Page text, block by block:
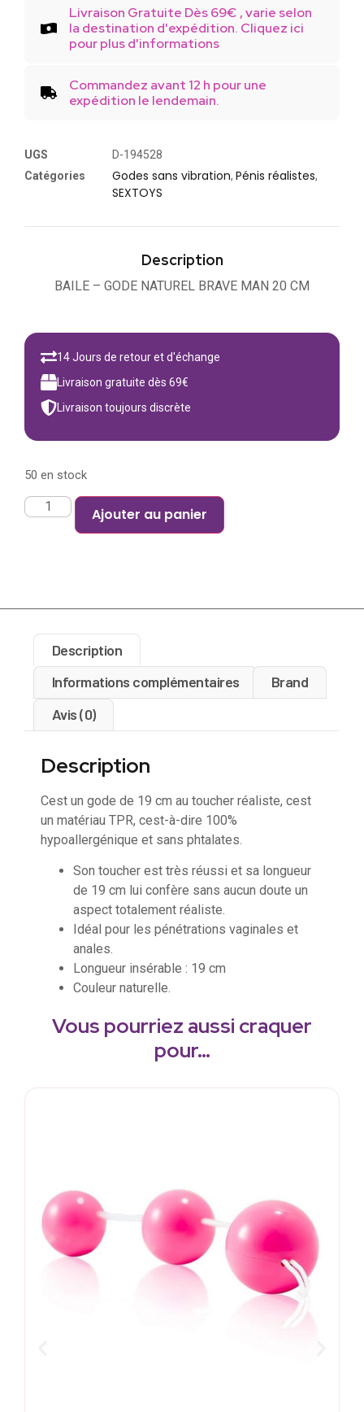
Livraison Gratuite Dès 69€ , varie selon
la destination d'expédition. Cliquez ici
pour plus d'informations
Commandez avant 12 h pour une
expédition le lendemain.
UGS
D-194528
Catégories
Godes sans vibration, Pénis réalistes,
SEXTOYS
Description
BAILE – GODE NATUREL BRAVE MAN 20 CM
14 Jours de retour et d'échange
Livraison gratuite dès 69€
Livraison toujours discrète
50 en stock
Ajouter au panier
Description
Informations complémentaires
Brand
Avis (0)
Description
Cest un gode de 19 cm au toucher réaliste, cest
un matériau TPR, cest-à-dire 100%
hypoallergénique et sans phtalates.
Son toucher est très réussi et sa longueur
de 19 cm lui confère sans aucun doute un
aspect totalement réaliste.
Idéal pour les pénétrations vaginales et
anales.
Longueur insérable : 19 cm
Couleur naturelle.
Vous pourriez aussi craquer
pour…